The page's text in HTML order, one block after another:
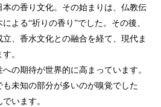
本の香り文化。その始まりは、仏教伝
よる“祈りの香り”でした。その後、
、香水文化との融合を経て、現代ま
。
の期待が世界的に高まっています。
未知の部分が多いのが嗅覚でした
います。